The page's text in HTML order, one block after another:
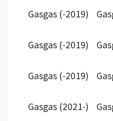
Gasgas (-2019)
Gasgas (-2019)
Gasgas (-2019)
Gasgas (2021-)